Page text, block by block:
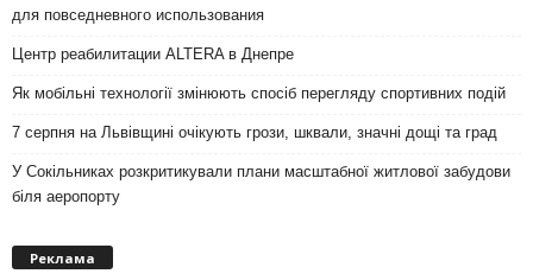
для повседневного использования
Центр реабилитации ALTERA в Днепре
Як мобільні технології змінюють спосіб перегляду спортивних подій
7 серпня на Львівщині очікують грози, шквали, значні дощі та град
У Сокільниках розкритикували плани масштабної житлової забудови
біля аеропорту
Реклама